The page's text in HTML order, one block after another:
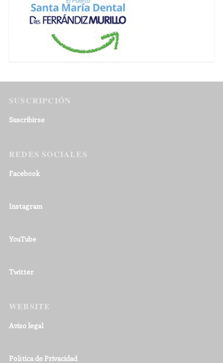
SUSCRIPCIÓN
Suscribirse
REDES SOCIALES
Facebook
Instagram
YouTube
Twitter
WEBSITE
Aviso legal
Política de Privacidad